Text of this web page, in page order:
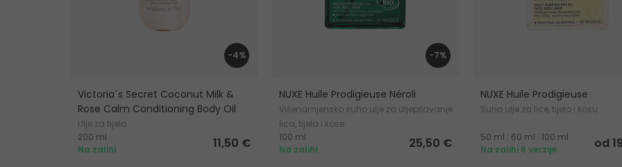
-4%
Victoria´s Secret Coconut Milk &
Rose Calm Conditioning Body Oil
Ulje za tijelo
200 ml
Na zalihi
11,50 €
-7%
NUXE Huile Prodigieuse Néroli
Višenamjensko suho ulje za uljepšavanje
lica, tijela i kose
100 ml
Na zalihi
25,50 €
NUXE Huile Prodigieuse
Suho ulje za lice, tijelo i kosu
50 ml 60 ml
100 ml
Na zalihi 6 verzije
od